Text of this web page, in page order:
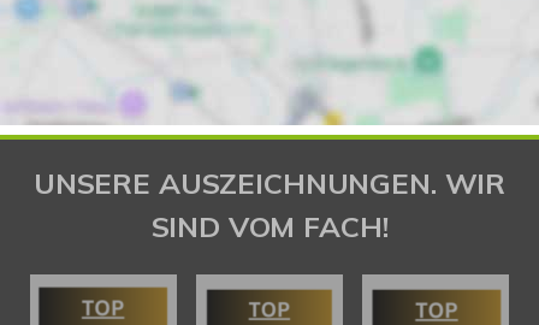
UNSERE AUSZEICHNUNGEN. WIR
SIND VOM FACH!